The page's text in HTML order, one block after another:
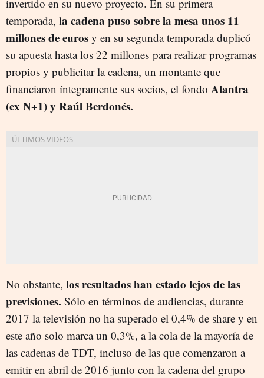
invertido en su nuevo proyecto. En su primera
temporada, la cadena puso sobre la mesa unos 11
millones de euros y en su segunda temporada duplicó
su apuesta hasta los 22 millones para realizar programas
propios y publicitar la cadena, un montante que
financiaron íntegramente sus socios, el fondo Alantra
(ex N+1) y Raúl Berdonés.
No obstante, los resultados han estado lejos de las
previsiones. Sólo en términos de audiencias, durante
2017 la televisión no ha superado el 0,4% de share y en
este año solo marca un 0,3%, a la cola de la mayoría de
las cadenas de TDT, incluso de las que comenzaron a
emitir en abril de 2016 junto con la cadena del grupo